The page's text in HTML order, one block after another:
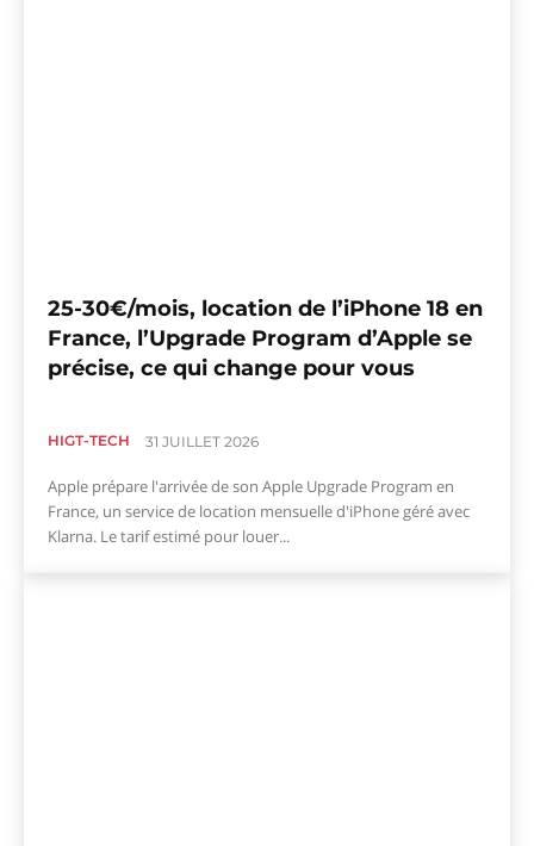
25-30€/mois, location de l’iPhone 18 en
France, l’Upgrade Program d’Apple se
précise, ce qui change pour vous
HIGT-TECH 31 JUILLET 2026
Apple prépare l'arrivée de son Apple Upgrade Program en
France, un service de location mensuelle d'iPhone géré avec
Klarna. Le tarif estimé pour louer...